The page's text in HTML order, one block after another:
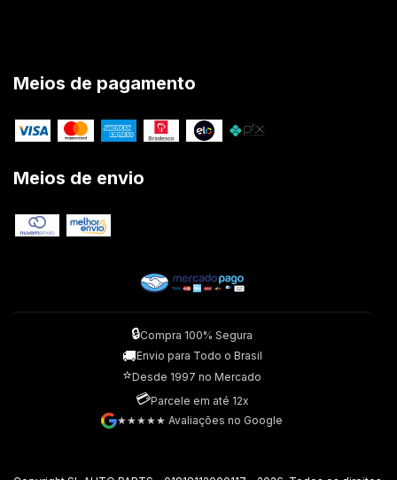
Meios de pagamento
Meios de envio
🔒Compra 100% Segura
🚚Envio para Todo o Brasil
⭐Desde 1997 no Mercado
💳Parcele em até 12x
★★★★★ Avaliações no Google